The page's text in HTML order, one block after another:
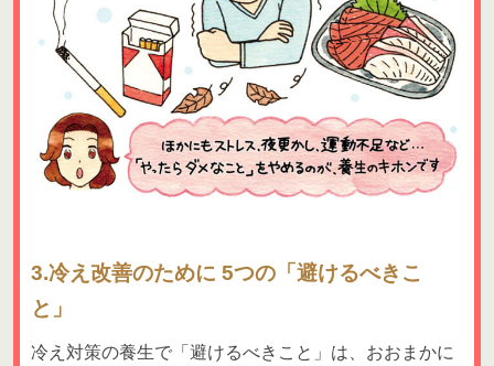
3.冷え改善のために 5つの「避けるべきこ
と」
冷え対策の養生で「避けるべきこと」は、おおまかに